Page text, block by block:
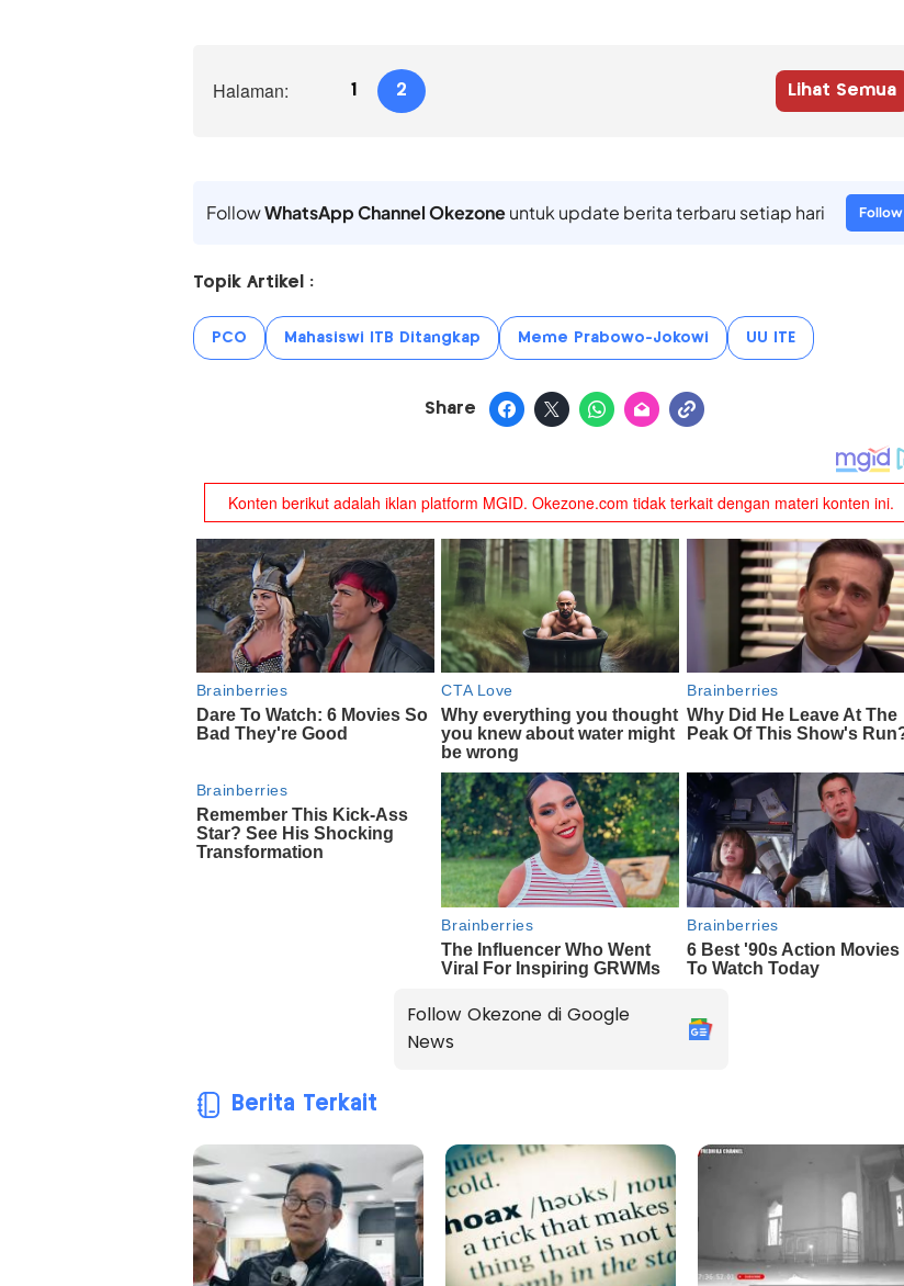
Halaman: 1 2 Lihat Semua
FollowWhatsApp Channel Okezoneuntuk update berita terbaru setiap hari Follow
Topik Artikel :
PCO Mahasiswi ITB Ditangkap Meme Prabowo-Jokowi UU ITE
Share
Follow Okezone di Google
News
Berita Terkait